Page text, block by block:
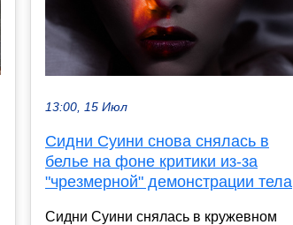
13:00, 15 Июл
Сидни Суини снова снялась в
белье на фоне критики из-за
"чрезмерной" демонстрации тела
Сидни Суини снялась в кружевном